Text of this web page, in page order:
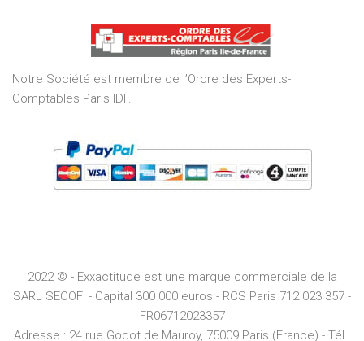
of
5
Notre Société est membre de l’Ordre des Experts-
Comptables Paris IDF.
2022 © - Exxactitude est une marque commerciale de la
SARL SECOFI - Capital 300 000 euros - RCS Paris 712 023 357 -
FR06712023357
Adresse : 24 rue Godot de Mauroy, 75009 Paris (France) - Tél :